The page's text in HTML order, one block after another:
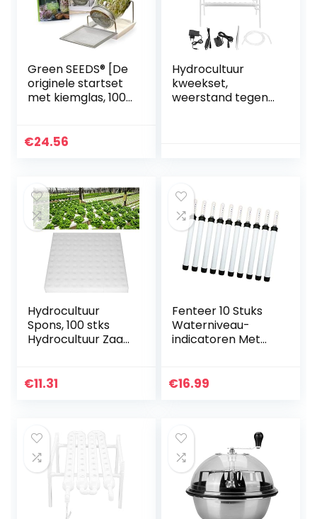
Green SEEDS® [De
originele startset
met kiemglas, 1000
roestvrijstalen
+ sporten ABC,
drukversie,
kiemglas,
kweekschaal
€24.56
Hydrocultuur
kweekset,
weerstand tegen
Hydrocultuur
Spons, 100 stks
Hydrocultuur Zaad
Tuinieren Tool voor
€11.31
Fenteer 10 Stuks
Waterniveau-
indicatoren Met
Bloembakken
€16.99